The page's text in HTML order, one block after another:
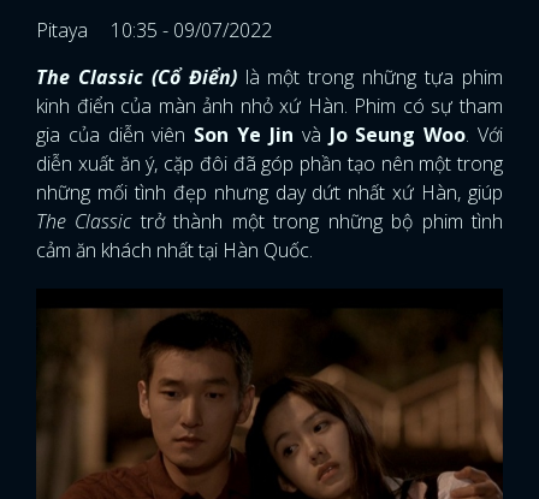
Pitaya
10:35 - 09/07/2022
The Classic (Cổ Điển) là một trong những tựa phim
kinh điển của màn ảnh nhỏ xứ Hàn. Phim có sự tham
gia của diễn viên Son Ye Jin và Jo Seung Woo. Với
diễn xuất ăn ý, cặp đôi đã góp phần tạo nên một trong
những mối tình đẹp nhưng day dứt nhất xứ Hàn, giúp
The Classictrở thành một trong những bộ phim tình
cảm ăn khách nhất tại Hàn Quốc.